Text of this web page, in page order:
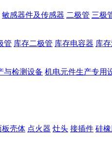
敏感器件及传感器 二极管 三极
管 库存二极管 库存电容器 库
与检测设备 机电元件生产专用
板壳体 点火器 灶头 接插件 硅